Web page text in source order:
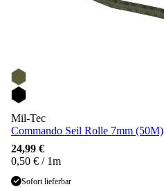
Mil-Tec
Commando Seil Rolle 7mm (50M)
24,99 €
0,50 € / 1m
Sofort lieferbar